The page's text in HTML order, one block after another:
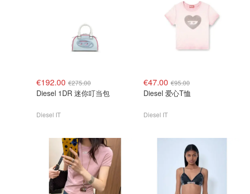
€192.00 €275.00
Diesel 1DR 迷你叮当包
Diesel IT
€47.00 €95.00
Diesel 爱心T恤
Diesel IT